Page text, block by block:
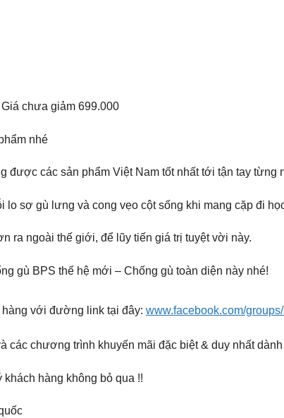
chưa giảm 699.000
nhé
các sản phẩm Việt Nam tốt nhất tới tận tay từng
sợ gù lưng và cong vẹo cột sống khi mang cặp đi
ra ngoài thế giới, để lũy tiến giá trị tuyệt vời này.
gù BPS thế hệ mới – Chống gù toàn diện này nhé!
hàng với đường link tại đây: www.facebook.com/
chương trình khuyến mãi đặc biệt & duy nhất
hàng không bỏ qua !!